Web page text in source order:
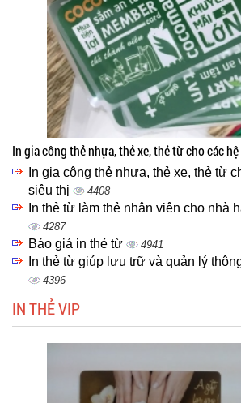
In gia công thẻ nhựa, thẻ xe, thẻ từ cho các
In gia công thẻ nhựa, thẻ xe, thẻ từ
siêu thị
4408
In thẻ từ làm thẻ nhân viên cho nhà
4287
Báo giá in thẻ từ 4941
In thẻ từ giúp lưu trữ và quản lý
4396
IN THẺ VIP